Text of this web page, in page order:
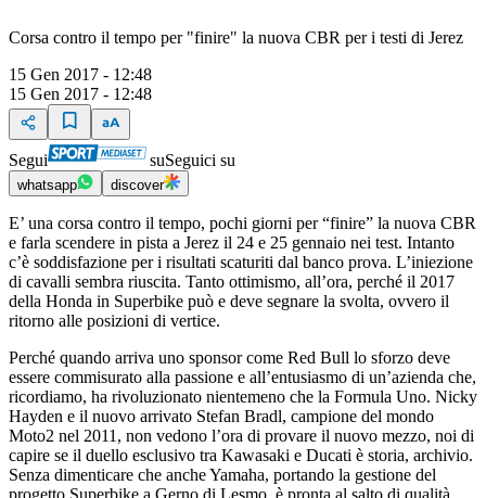
Corsa contro il tempo per "finire" la nuova CBR per i testi di Jerez
15 Gen 2017 - 12:48
15 Gen 2017 - 12:48
Segui suSeguici su
whatsapp discover
E’ una corsa contro il tempo, pochi giorni per “finire” la nuova CBR
e farla scendere in pista a Jerez il 24 e 25 gennaio nei test. Intanto
c’è soddisfazione per i risultati scaturiti dal banco prova. L’iniezione
di cavalli sembra riuscita. Tanto ottimismo, all’ora, perché il 2017
della Honda in Superbike può e deve segnare la svolta, ovvero il
ritorno alle posizioni di vertice.
Perché quando arriva uno sponsor come Red Bull lo sforzo deve
essere commisurato alla passione e all’entusiasmo di un’azienda che,
ricordiamo, ha rivoluzionato nientemeno che la Formula Uno. Nicky
Hayden e il nuovo arrivato Stefan Bradl, campione del mondo
Moto2 nel 2011, non vedono l’ora di provare il nuovo mezzo, noi di
capire se il duello esclusivo tra Kawasaki e Ducati è storia, archivio.
Senza dimenticare che anche Yamaha, portando la gestione del